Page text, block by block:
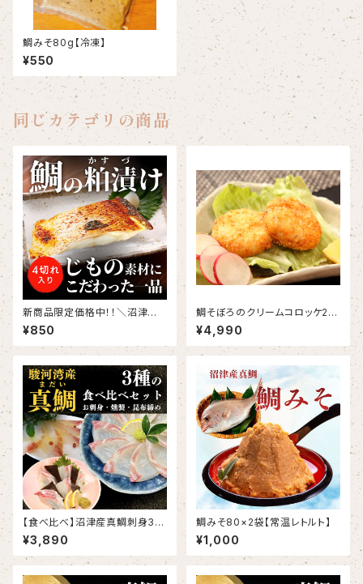
鯛みそ80g【冷凍】
¥550
同じカテゴリの商品
新商品限定価格中！！＼沼津の
旨味を凝縮！／ 沼津産真鯛の極
上粕漬け 100g×2切れ（切り
身）
¥850
鯛そぼろのクリームコロッケ20
粒 バラ凍結
¥4,990
【食べ比べ】沼津産真鯛刺身3種
セット（さしみ130g、昆布締め6
0g×2、スモーク60g×2）
¥3,890
鯛みそ80×2袋【常温レトルト】
¥1,000